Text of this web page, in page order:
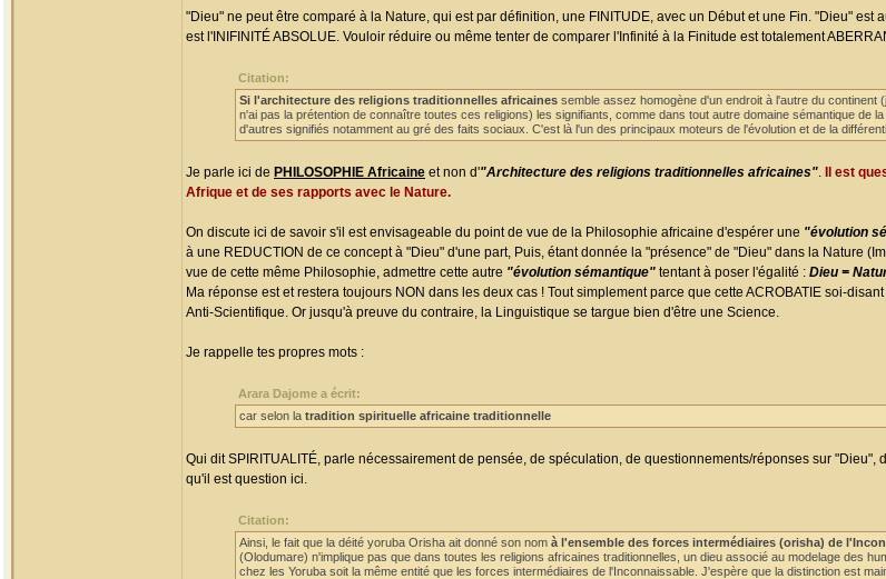
"Dieu" ne peut être comparé à la Nature, qui est par définition, une FINITUDE, avec un Début et une Fin. "Dieu" est
est l'INIFINITÉ ABSOLUE. Vouloir réduire ou même tenter de comparer l'Infinité à la Finitude est totalement
Citation:
Si l'architecture des religions traditionnelles africaines semble assez homogène d'un endroit à l'autre du continent
n'ai pas la prétention de connaître toutes ces religions) les signifiants, comme dans tout autre domaine sémantique de
d'autres signifiés notamment au gré des faits sociaux. C'est là l'un des principaux moteurs de l'évolution et de la
Je parle ici de PHILOSOPHIE Africaine et non d'"Architecture des religions traditionnelles africaines".
Il est
Afrique et de ses rapports avec le Nature.
On discute ici de savoir s'il est envisageable du point de vue de la Philosophie africaine d'espérer une "évolution
à une REDUCTION de ce concept à "Dieu" d'une part, Puis, étant donnée la "présence" de "Dieu" dans la Nature
vue de cette même Philosophie, admettre cette autre "évolution sémantique" tentant à poser l'égalité : Dieu =
Ma réponse est et restera toujours NON dans les deux cas ! Tout simplement parce que cette ACROBATIE soi-
Anti-Scientifique. Or jusqu'à preuve du contraire, la Linguistique se targue bien d'être une Science.
Je rappelle tes propres mots :
Arara Dajome a écrit:
car selon la tradition spirituelle africaine traditionnelle
Qui dit SPIRITUALITÉ, parle nécessairement de pensée, de spéculation, de questionnements/réponses sur "Dieu",
qu'il est question ici.
Citation:
Ainsi, le fait que la déité yoruba Orisha ait donné son nom à l'ensemble des forces intermédiaires (orisha) de
(Olodumare) n'implique pas que dans toutes les religions africaines traditionnelles, un dieu associé au modelage des
chez les Yoruba soit la même entité que les forces intermédiaires de l'Inconnaissable. J'espère que la distinction est